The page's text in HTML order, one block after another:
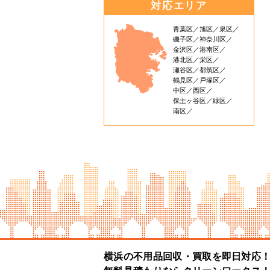
対応エリア
青葉区 旭区
泉区
磯子区
神奈川区
金沢区
港南区
港北区
栄区
瀬谷区
都筑区
鶴見区
戸塚区
中区
西区
保土ヶ谷区
緑区
南区
横浜の不用品回収・買取を即日対応